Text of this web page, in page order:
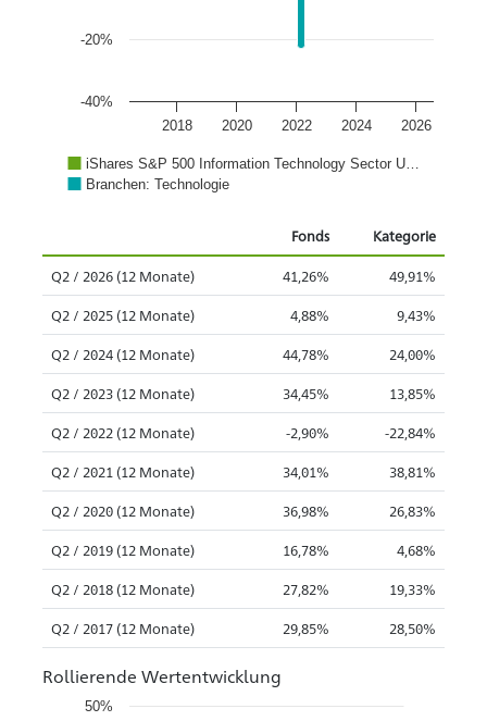
iShares S&P 500 Information Technology Sector U…
Branchen: Technologie
2018 2020 2022 2024 2026
-40%
-20%
Fonds Kategorie
Q2 / 2026 (12 Monate) 41,26% 49,91%
Q2 / 2025 (12 Monate) 4,88% 9,43%
Q2 / 2024 (12 Monate) 44,78% 24,00%
Q2 / 2023 (12 Monate) 34,45% 13,85%
Q2 / 2022 (12 Monate) -2,90% -22,84%
Q2 / 2021 (12 Monate) 34,01% 38,81%
Q2 / 2020 (12 Monate) 36,98% 26,83%
Q2 / 2019 (12 Monate) 16,78% 4,68%
Q2 / 2018 (12 Monate) 27,82% 19,33%
Q2 / 2017 (12 Monate) 29,85% 28,50%
Rollierende Wertentwicklung
50%